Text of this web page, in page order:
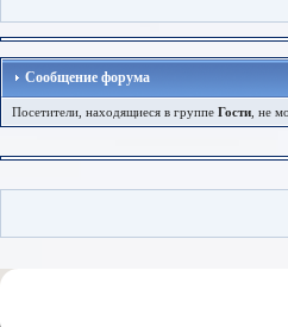
Сообщение форума
Посетители, находящиеся в группе Гости , не